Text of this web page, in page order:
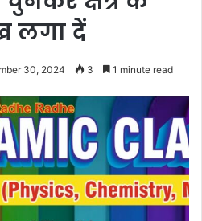
लगा दें
30, 2024 3 1 minute read